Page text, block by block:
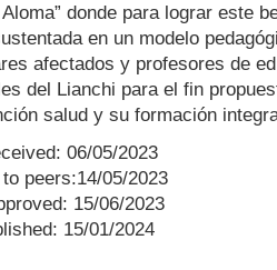
Aloma” donde para lograr este
en un modelo
afectados y profesores de
del Lianchi para el fin
salud y su formación
06/05/2023
peers:14/05/2023
15/06/2023
15/01/2024